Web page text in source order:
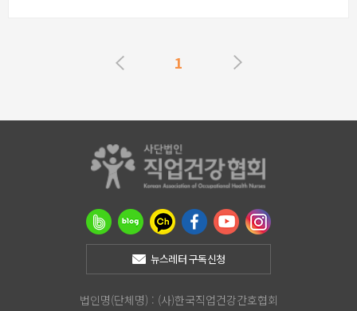
1
법인명(단체명) : (사)한국직업건강간호협회
뉴스레터 구독신청